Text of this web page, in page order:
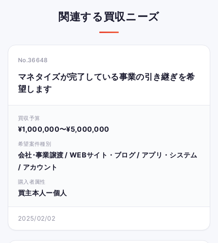
関連する買収ニーズ
No.36648
マネタイズが完了している事業の引き継ぎを希
望します
買収予算
¥1,000,000〜¥5,000,000
希望案件種別
会社･事業譲渡 / WEBサイト・ブログ / アプリ・システム
/ アカウント
購入者属性
買主本人ー個人
2025/02/02